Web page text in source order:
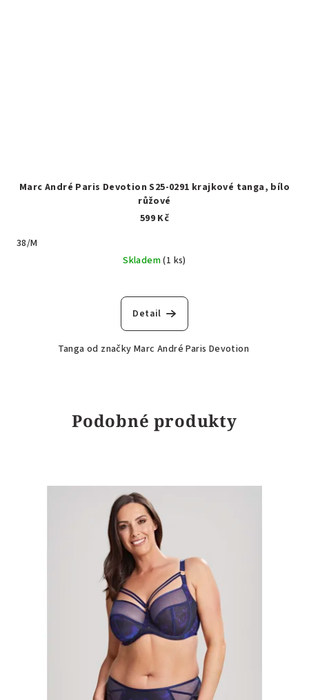
Marc André Paris Devotion S25-0291 krajkové tanga, bílo
růžové
599 Kč
38/M
Skladem(1 ks)
Detail
Tanga od značky Marc André Paris Devotion
Podobné produkty